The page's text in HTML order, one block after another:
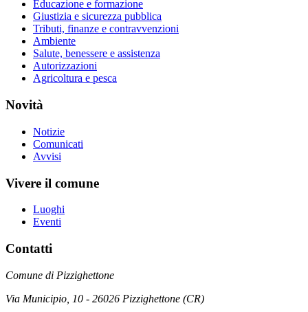
Educazione e formazione
Giustizia e sicurezza pubblica
Tributi, finanze e contravvenzioni
Ambiente
Salute, benessere e assistenza
Autorizzazioni
Agricoltura e pesca
Novità
Notizie
Comunicati
Avvisi
Vivere il comune
Luoghi
Eventi
Contatti
Comune di Pizzighettone
Via Municipio, 10 - 26026 Pizzighettone (CR)